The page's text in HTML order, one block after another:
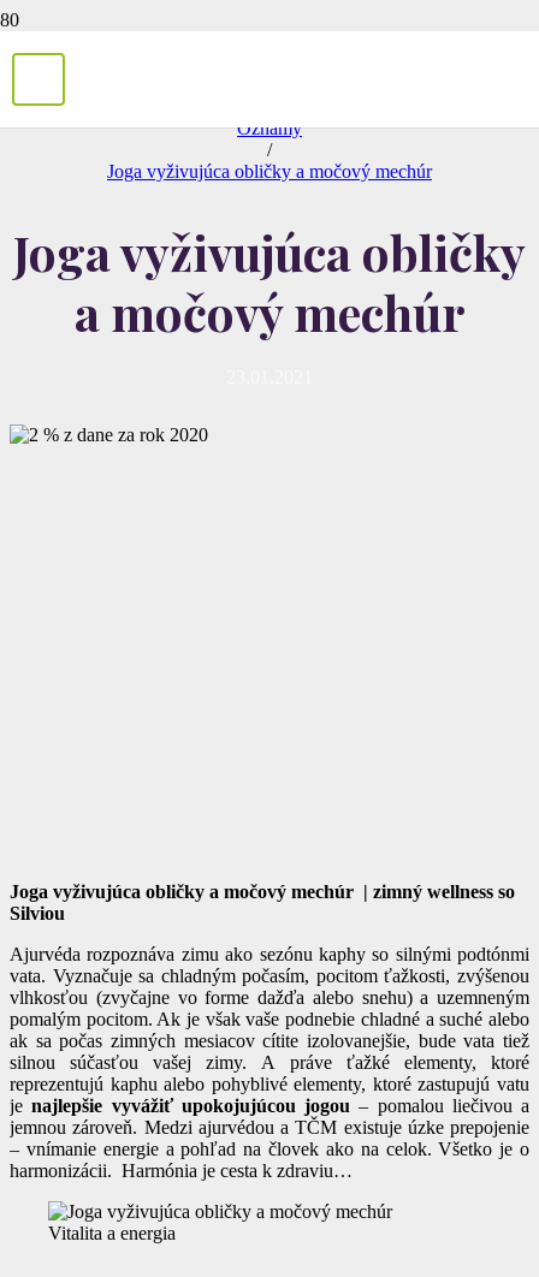
Oznamy
/
Joga vyživujúca obličky a močový mechúr
Joga vyživujúca obličky
a močový mechúr
Joga vyživujúca obličky a močový mechúr | zimný wellness so
Silviou
Ajurvéda rozpoznáva zimu ako sezónu kaphy so silnými podtónmi
vata. Vyznačuje sa chladným počasím, pocitom ťažkosti, zvýšenou
vlhkosťou (zvyčajne vo forme dažďa alebo snehu) a uzemneným
pomalým pocitom. Ak je však vaše podnebie chladné a suché alebo
ak sa počas zimných mesiacov cítite izolovanejšie, bude vata tiež
silnou súčasťou vašej zimy. A práve ťažké elementy, ktoré
reprezentujú kaphu alebo pohyblivé elementy, ktoré zastupujú vatu
jenajlepšie vyvážiť upokojujúcou jogou – pomalou liečivou a
jemnou zároveň. Medzi ajurvédou a TČM existuje úzke prepojenie
– vnímanie energie a pohľad na človek ako na celok. Všetko je o
harmonizácii. Harmónia je cesta k zdraviu…
Vitalita a energia